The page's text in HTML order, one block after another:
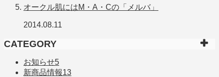
オークル肌にはM・A・Cの「メルバ」
2014.08.11
CATEGORY
お知らせ5
新商品情報13